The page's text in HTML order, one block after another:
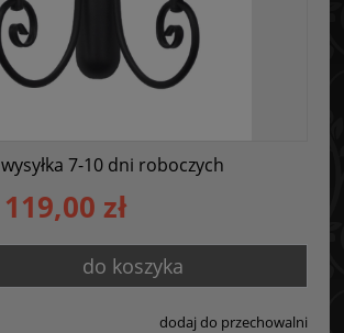
wysyłka 7-10 dni roboczych
119,00 zł
do koszyka
dodaj do przechowalni